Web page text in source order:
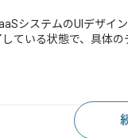
システムのUIデザイ
ている状態で、具体